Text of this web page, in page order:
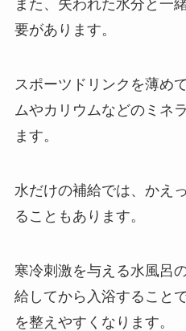
また、失われた水分と一
要があります。
スポーツドリンクを薄め
ムやカリウムなどのミネ
ます。
水だけの補給では、かえ
ることもあります。
寒冷刺激を与える水風呂
給してから入浴すること
を整えやすくなります。